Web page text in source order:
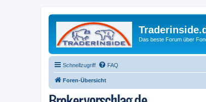
Das beste Forum über
Schnellzugriff FAQ
Foren-Übersicht